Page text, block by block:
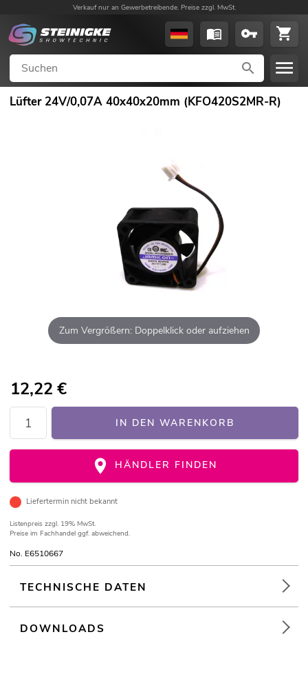
Verkauf nur an Gewerbetreibende. Preise zzgl. MwSt.
Lüfter 24V/0,07A 40x40x20mm (KFO420S2MR-R)
Zum Vergrößern: Doppelklick oder aufziehen
12,22 €
IN DEN WARENKORB
HÄNDLER FINDEN
Liefertermin nicht bekannt
Listenpreis zzgl. 19% MwSt.
Preise im Fachhandel ggf. abweichend.
No. E6510667
TECHNISCHE DATEN
DOWNLOADS